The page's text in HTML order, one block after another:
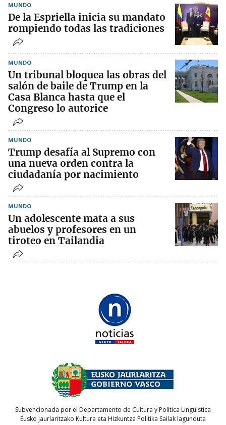
MUNDO
De la Espriella inicia su mandato
rompiendo todas las tradiciones
MUNDO
Un tribunal bloquea las obras del
salón de baile de Trump en la
Casa Blanca hasta que el
Congreso lo autorice
MUNDO
Trump desafía al Supremo con
una nueva orden contra la
ciudadanía por nacimiento
MUNDO
Un adolescente mata a sus
abuelos y profesores en un
tiroteo en Tailandia
Subvencionada por el Departamento de Cultura y Política Lingüística
Eusko Jaurlaritzako Kultura eta Hizkuntza Politika Sailak lagunduta